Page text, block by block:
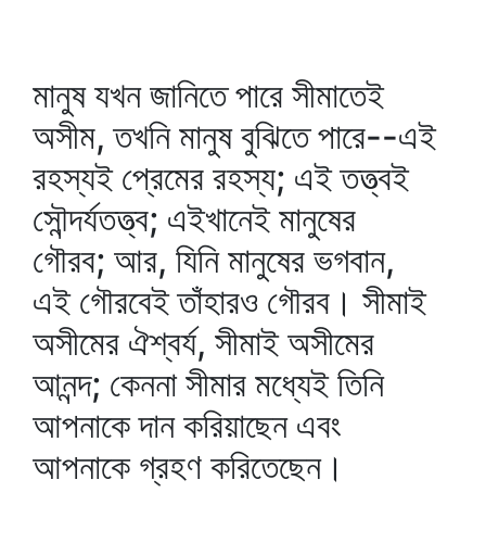
মানুষ যখন জানিতে পারে সীমাতেই
অসীম, তখনি মানুষ বুঝিতে পারে--এই
রহস্যই প্রেমের রহস্য; এই তত্ত্বই
সৌন্দর্যতত্ত্ব; এইখানেই মানুষের
গৌরব; আর, যিনি মানুষের ভগবান,
এই গৌরবেই তাঁহারও গৌরব। সীমাই
অসীমের ঐশ্বর্য, সীমাই অসীমের
আনন্দ; কেননা সীমার মধ্যেই তিনি
আপনাকে দান করিয়াছেন এবং
আপনাকে গ্রহণ করিতেছেন।